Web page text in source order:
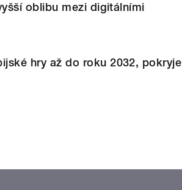
oblibu mezi digitálními
hry až do roku 2032, pokryje